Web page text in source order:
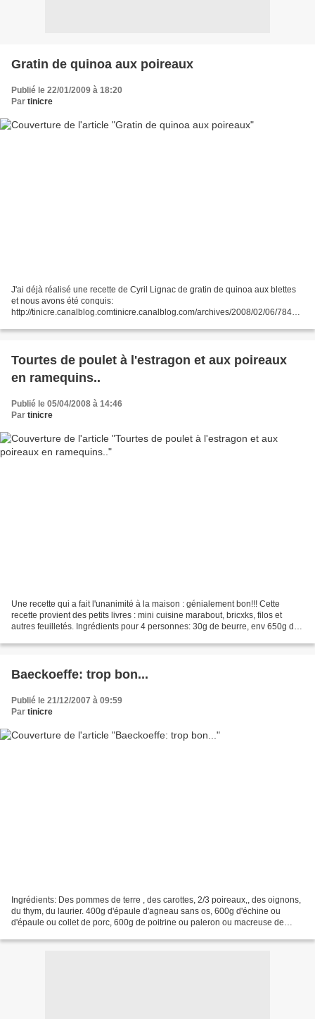
Gratin de quinoa aux poireaux
Publié le 22/01/2009 à 18:20
Par tinicre
J'ai déjà réalisé une recette de Cyril Lignac de gratin de quinoa aux blettes
et nous avons été conquis:
http://tinicre.canalblog.comtinicre.canalblog.com/archives/2008/02/06/78482
délices...
Tourtes de poulet à l'estragon et aux poireaux
en ramequins..
Publié le 05/04/2008 à 14:46
Par tinicre
Une recette qui a fait l'unanimité à la maison : génialement bon!!! Cette
recette provient des petits livres : mini cuisine marabout, bricxks, filos et
autres feuilletés. Ingrédients pour 4 personnes: 30g de beurre, env 650g de
Baeckoeffe: trop bon...
Publié le 21/12/2007 à 09:59
Par tinicre
Ingrédients: Des pommes de terre , des carottes, 2/3 poireaux,, des oignons,
du thym, du laurier. 400g d'épaule d'agneau sans os, 600g d'échine ou
d'épaule ou collet de porc, 600g de poitrine ou paleron ou macreuse de